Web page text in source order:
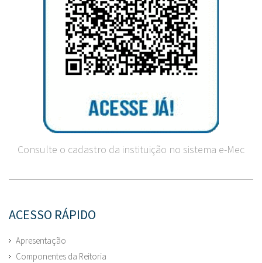
Consulte o cadastro da instituição no sistema e-Mec
ACESSO RÁPIDO
Apresentação
Componentes da Reitoria